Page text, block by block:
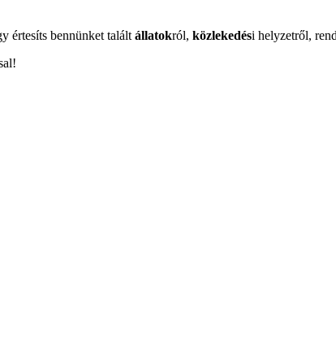
értesíts bennünket talált állatokról, közlekedési helyzetről,